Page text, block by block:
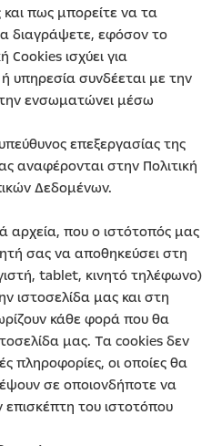
πως μπορείτε να τα
διαγράψετε, εφόσον το
Cookies ισχύει για
υπηρεσία συνδέεται με την
ενσωματώνει μέσω
επεξεργασίας της
αναφέρονται στην Πολιτική
Δεδομένων.
αρχεία, που ο ιστότοπός μας
σας να αποθηκεύσει στη
tablet, κινητό τηλέφωνο)
ιστοσελίδα μας και στη
κάθε φορά που θα
μας. Τα cookies δεν
πληροφορίες, οι οποίες θα
σε οποιονδήποτε να
επισκέπτη του ιστοτόπου